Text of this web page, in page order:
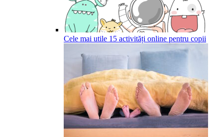
Cele mai utile 15 activități online pentru copii